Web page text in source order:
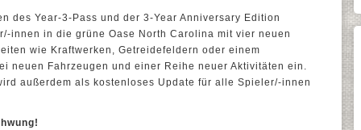
des Year-3-Pass und der 3-Year Anniversary Edition
innen in die grüne Oase North Carolina mit vier neuen
wie Kraftwerken, Getreidefeldern oder einem
neuen Fahrzeugen und einer Reihe neuer Aktivitäten ein.
außerdem als kostenloses Update für alle Spieler/-innen